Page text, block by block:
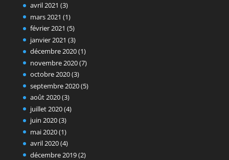
avril 2021 (3)
mars 2021 (1)
février 2021 (5)
janvier 2021 (3)
décembre 2020(1)
novembre 2020(7)
octobre 2020(3)
septembre 2020(5)
août 2020(3)
juillet 2020(4)
juin 2020(3)
mai 2020(1)
avril 2020(4)
décembre 2019(2)